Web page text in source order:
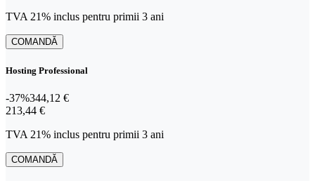
TVA 21% inclus pentru primii 3 ani
COMANDĂ
Hosting Professional
-37%344,12 €
213,44 €
213,44 €
TVA 21% inclus pentru primii 3 ani
COMANDĂ